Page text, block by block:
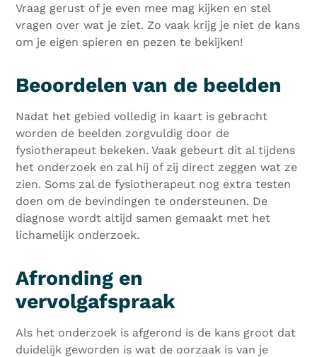
Vraag gerust of je even mee mag kijken en stel
vragen over wat je ziet. Zo vaak krijg je niet de kans
om je eigen spieren en pezen te bekijken!
Beoordelen van de beelden
Nadat het gebied volledig in kaart is gebracht
worden de beelden zorgvuldig door de
fysiotherapeut bekeken. Vaak gebeurt dit al tijdens
het onderzoek en zal hij of zij direct zeggen wat ze
zien. Soms zal de fysiotherapeut nog extra testen
doen om de bevindingen te ondersteunen. De
diagnose wordt altijd samen gemaakt met het
lichamelijk onderzoek.
Afronding en
vervolgafspraak
Als het onderzoek is afgerond is de kans groot dat
duidelijk geworden is wat de oorzaak is van je